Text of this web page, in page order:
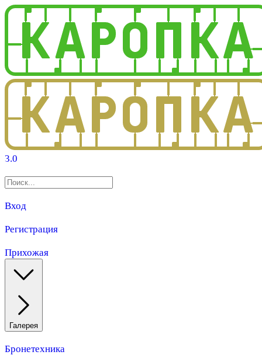
3.0
Вход
Регистрация
Прихожая
Галерея
Бронетехника